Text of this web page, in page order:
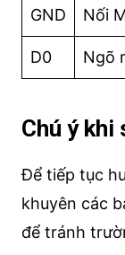
GND Nối
D0 Ngõ
Chú ý khi
Để tiếp tục
khuyên các
để tránh